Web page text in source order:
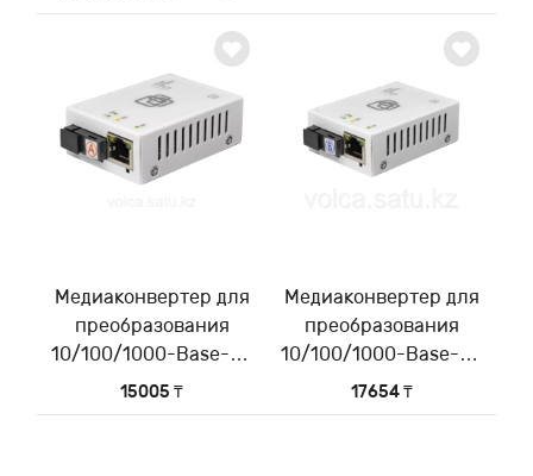
Медиаконвертер для
преобразования
10/100/1000-Base-T /
100/1000Base-FX,
Tx/Rx: 1310/1550нм
15005 ₸
Медиаконвертер для
преобразования
10/100/1000-Base-T /
100/1000Base-FX,
Tx/Rx: 1550/1310нм
17654 ₸